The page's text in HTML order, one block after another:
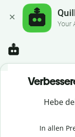
Your
Hebe
In allen